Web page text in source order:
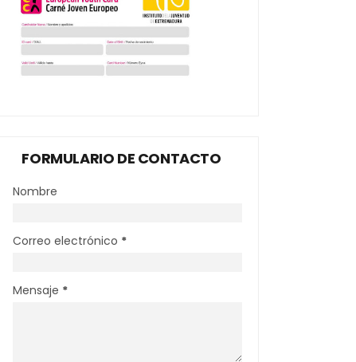
FORMULARIO DE CONTACTO
Nombre
Correo electrónico *
Mensaje *